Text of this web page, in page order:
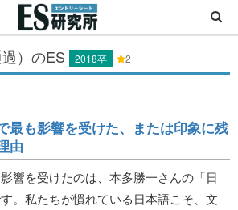
）のES 2018卒 2
も影響を受けた、または印象に残
由
響を受けたのは、本多勝一さんの「日
。私たちが慣れている日本語こそ、文